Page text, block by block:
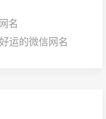
名
运的微信网名